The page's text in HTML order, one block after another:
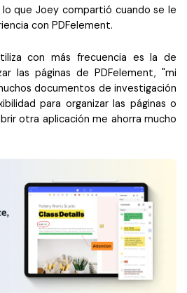
que Joey compartió cuando se le
con PDFelement.
con más frecuencia es la de
las páginas de PDFelement, "mi
documentos de investigación
para organizar las páginas o
otra aplicación me ahorra mucho